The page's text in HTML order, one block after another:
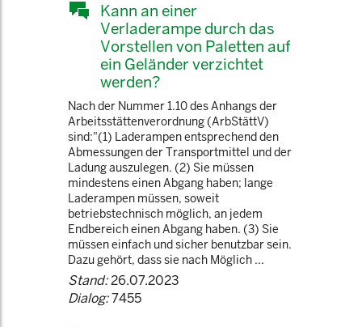
Kann an einer
Verladerampe durch das
Vorstellen von Paletten auf
ein Geländer verzichtet
werden?
Nach der Nummer 1.10 des Anhangs der
Arbeitsstättenverordnung (ArbStättV)
sind:"(1) Laderampen entsprechend den
Abmessungen der Transportmittel und der
Ladung auszulegen. (2) Sie müssen
mindestens einen Abgang haben; lange
Laderampen müssen, soweit
betriebstechnisch möglich, an jedem
Endbereich einen Abgang haben. (3) Sie
müssen einfach und sicher benutzbar sein.
Dazu gehört, dass sie nach Möglich ...
Stand:26.07.2023
Dialog:7455